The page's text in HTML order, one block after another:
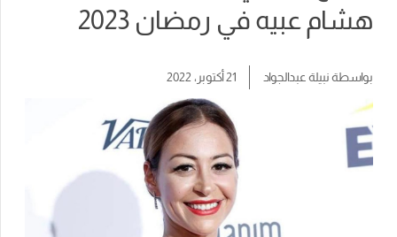
هشام عبيه في رمضان 2023
بواسطةنبيلة عبدالجواد 21 أكتوبر، 2022